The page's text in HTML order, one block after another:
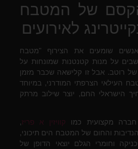
של המטבח
לאירועים
שומעים את הצירוף "מטבח
על מנות קטנטנות שמונחות על
רוטב. אבל זו קלישאה שכבר מזמן
העילאי הצרפתי המודרני, במיוחד
הישראלי החם, יוצר שילוב מרתק
מקצועית כמו קוויזין א פריז,
והחום של המטבח הים תיכוני,
וחומרי הגלם יוצאי הדופן של